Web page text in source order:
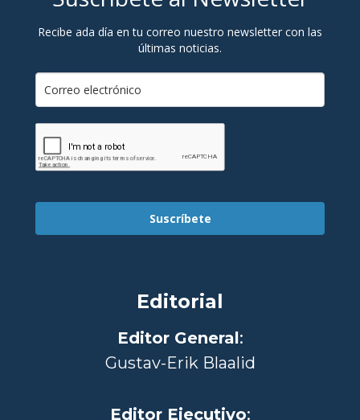
Recibe ada día en tu correo nuestro newsletter con las
últimas noticias.
Suscríbete
Editorial
Editor General:
Gustav-Erik Blaalid
Editor Ejecutivo: